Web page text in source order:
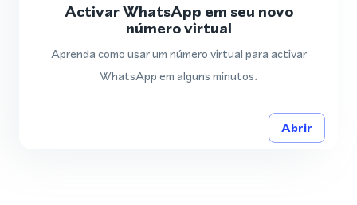
Activar WhatsApp em seu novo
número virtual
Aprenda como usar um número virtual para activar
WhatsApp em alguns minutos.
Abrir